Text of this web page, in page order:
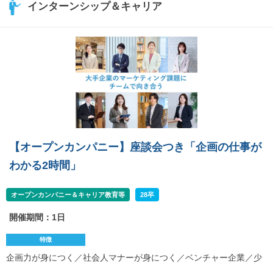
インターンシップ＆キャリア
【オープンカンパニー】座談会つき「企画の仕事が
わかる2時間」
オープンカンパニー＆キャリア教育等 28卒
開催期間：1日
特徴
企画力が身につく／社会人マナーが身につく／ベンチャー企業／少